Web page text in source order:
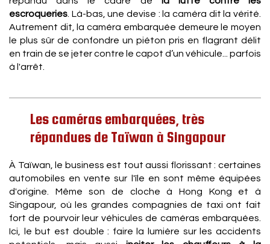
escroqueries . Là-bas, une devise : la caméra dit la vérité.
Autrement dit, la caméra embarquée demeure le moyen
le plus sûr de confondre un piéton pris en flagrant délit
en train de se jeter contre le capot d’un véhicule... parfois
à l'arrêt.
Les caméras embarquées, très
répandues de Taïwan à Singapour
À Taïwan, le business est tout aussi florissant : certaines
automobiles en vente sur l'île en sont même équipées
d'origine. Même son de cloche à Hong Kong et à
Singapour, où les grandes compagnies de taxi ont fait
fort de pourvoir leur véhicules de caméras embarquées.
Ici, le but est double : faire la lumière sur les accidents